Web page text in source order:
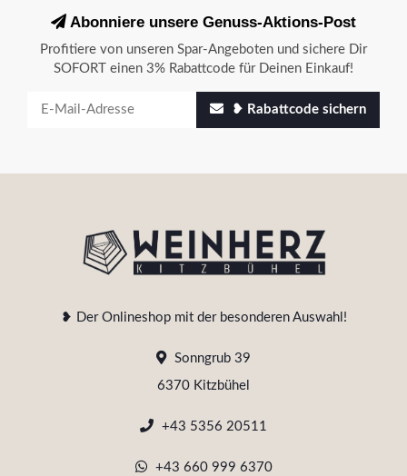
Abonniere unsere Genuss-Aktions-Post
Profitiere von unseren Spar-Angeboten und sichere Dir
SOFORT einen 3% Rabattcode für Deinen Einkauf!
❥ Rabattcode sichern
❥ Der Onlineshop mit der besonderen Auswahl!
Sonngrub 39
6370 Kitzbühel
+43 5356 20511
+43 660 999 6370